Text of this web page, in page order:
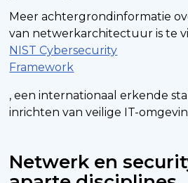
Meer achtergrondinformatie
van netwerkarchitectuur is te
NIST Cybersecurity
Framework
, een internationaal erkende
inrichten van veilige IT-
Netwerk en